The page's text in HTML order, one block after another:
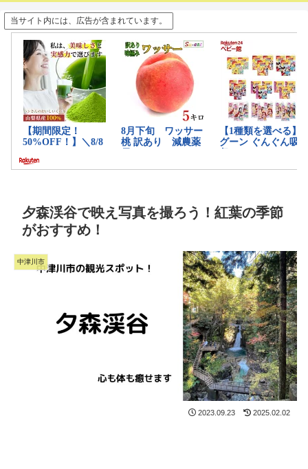
当サイト内には、広告が含まれています。
夕森渓谷で映え写真を撮ろう！紅葉の季節
がおすすめ！
中津川市
2023.09.23 2025.02.02